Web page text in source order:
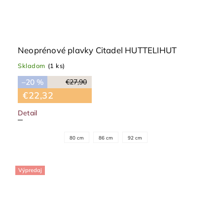
Neoprénové plavky Citadel HUTTELIHUT
Skladom (1 ks)
€27,90
–20 %
€22,32
Detail
80 cm 86 cm 92 cm
Výpredaj